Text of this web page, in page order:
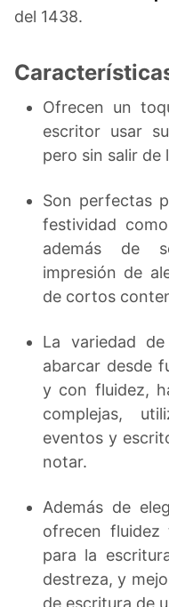
del 1438.
Ofrecen un
escritor usar
pero sin salir de
Son perfectas
festividad
además de
impresión de
de cortos
La variedad
abarcar desde
y con fluidez,
complejas,
eventos y
notar.
Además de
ofrecen
para la
destreza, y
de escritura de